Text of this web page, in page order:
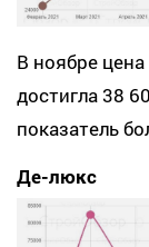
В ноябре цена
достигла 38
показатель
Де-люкс